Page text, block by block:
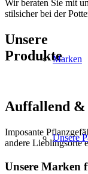
Marken
Unsere
Wir beraten Sie mit
stilsicher bei der
Unsere
Produkte
Auffallend &
Imposante
andere Lieblingsorte
Unsere Marken